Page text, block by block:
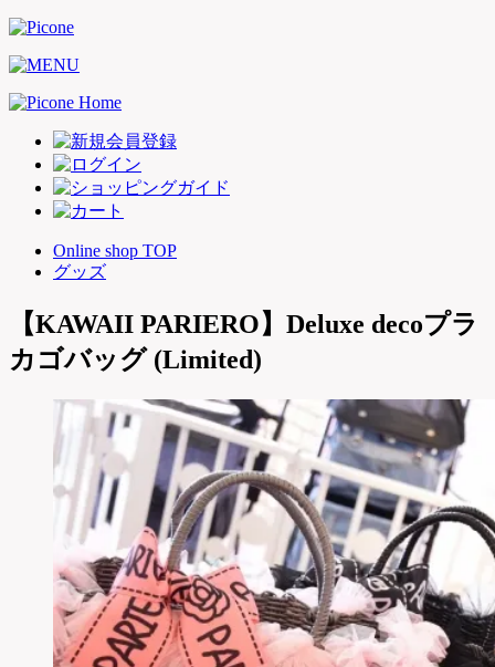
Online shop TOP
グッズ
【KAWAII PARIERO】Deluxe decoプラ
カゴバッグ (Limited)